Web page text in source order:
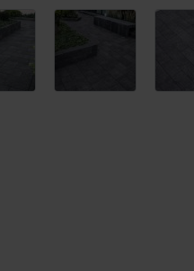
View larger imageView larger